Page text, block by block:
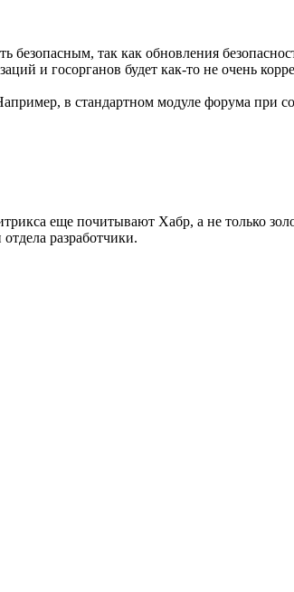
безопасным, так как обновления
и госорганов будет как-то не очень
в стандартном модуле форума при
еще почитывают Хабр, а не только
разработчики.